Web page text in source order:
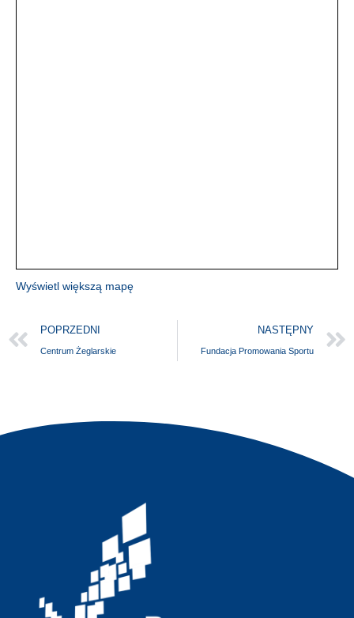
Wyświetl większą mapę
POPRZEDNI
Centrum Żeglarskie
NASTĘPNY
Fundacja Promowania Sportu